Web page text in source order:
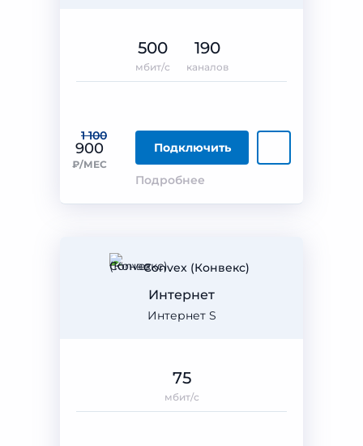
1 100
900
₽/МЕС
Подключить
Подробнее
500
мбит/с
190
каналов
Convex (Конвекс)
Интернет S
Интернет
75
мбит/с